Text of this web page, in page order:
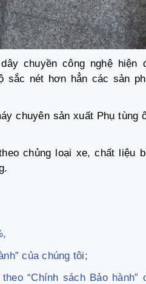
chuyền công nghệ hiện
sắc nét hơn hẳn các sản
chuyên sản xuất Phụ tùng
chủng loại xe, chất liệu
của chúng tôi;
“Chính sách Bảo hành”